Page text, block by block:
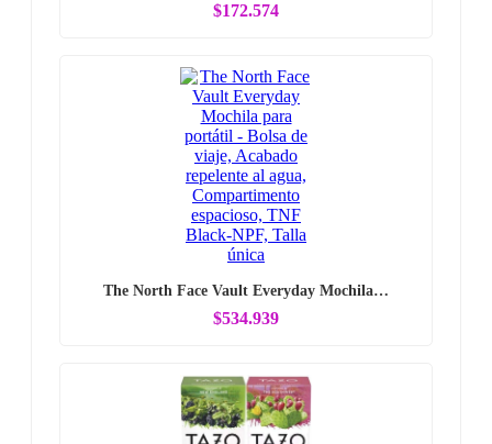
$172.574
The North Face Vault Everyday Mochila…
$534.939